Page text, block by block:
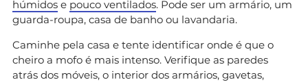
húmidos e pouco ventilados. Pode ser um armário, um
guarda-roupa, casa de banho ou lavandaria.
Caminhe pela casa e tente identificar onde é que o
cheiro a mofo é mais intenso. Verifique as paredes
atrás dos móveis, o interior dos armários, gavetas,